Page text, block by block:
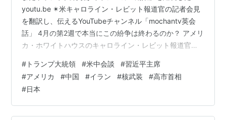
ず、周辺に核兵器を配備している国もないことから、そ
れがどういう場合に使用されるかは定かではない。たぶ
んアラブ諸国の軍隊にイスラエル軍が完敗して国家存亡
の危機になったら使うと思われる*6
。
同様に先制攻撃用に核兵器を開発しようとする国が存在
しないとは言い切れないが、現実に核攻撃とかしたら国
際社会全部を敵に回すことは確実なので
リアーするのは難しいと思われる。
youtu.be ✴︎米キャロライン・レビット報道官の記者会見
を翻訳し、伝えるYouTubeチャンネル「mochantv英会
話」 4月の第2週で本当にこの紛争は終わるのか？ アメリ
カ・ホワイトハウスのキャロライン・レビット報道官が
が、5月14日〜15日に北京で行われることになりまし
た」と発表した（0:58〜1:18）。以下の記事も簡潔でわ
かりやすい。「トランプ氏 5月14日～15日に中国訪問 習
主席と会談へ 「大変たのしみにしている」（時事ドット
コムニュース） www.jiji.com だがBl…
# トランプ大統領 #米中会談 #習近平主席
#アメリカ #中国 #イラン #核武装 #高市首相
#日本